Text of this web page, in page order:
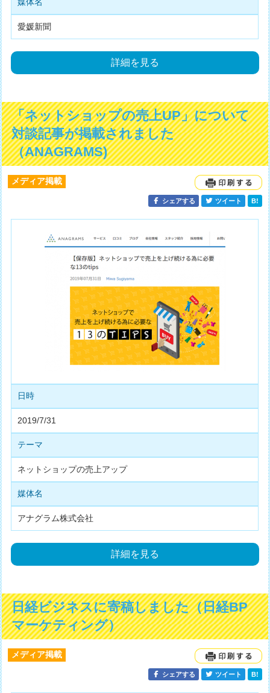
愛媛新聞
詳細を見る
「ネットショップの売上UP」について
対談記事が掲載されました
（ANAGRAMS)
メディア掲載
シェアする ツイート B!
日時
2019/7/31
テーマ
ネットショップの売上アップ
媒体名
アナグラム株式会社
詳細を見る
日経ビジネスに寄稿しました（日経BP
マーケティング）
メディア掲載
シェアする ツイート B!